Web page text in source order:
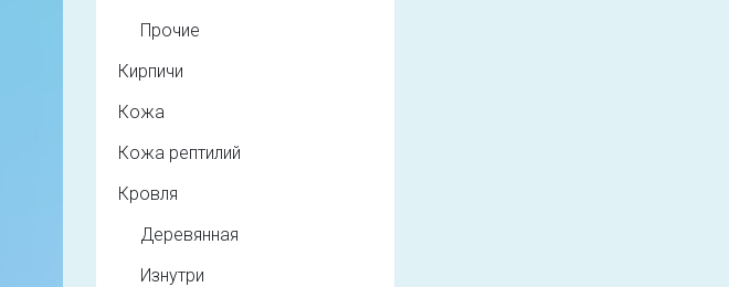
Прочие
Кирпичи
Кожа
Кожа рептилий
Кровля
Деревянная
Изнутри